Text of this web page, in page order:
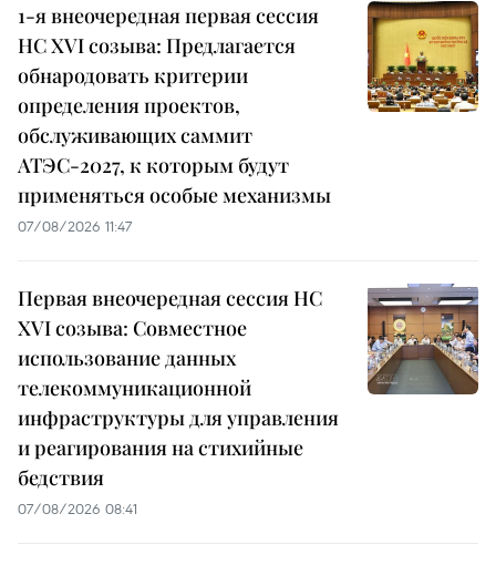
1-я внеочередная первая сессия
НС XVI созыва: Предлагается
обнародовать критерии
определения проектов,
обслуживающих саммит
АТЭС-2027, к которым будут
применяться особые механизмы
07/08/2026 11:47
Первая внеочередная сессия НС
XVI созыва: Совместное
использование данных
телекоммуникационной
инфраструктуры для управления
и реагирования на стихийные
бедствия
07/08/2026 08:41